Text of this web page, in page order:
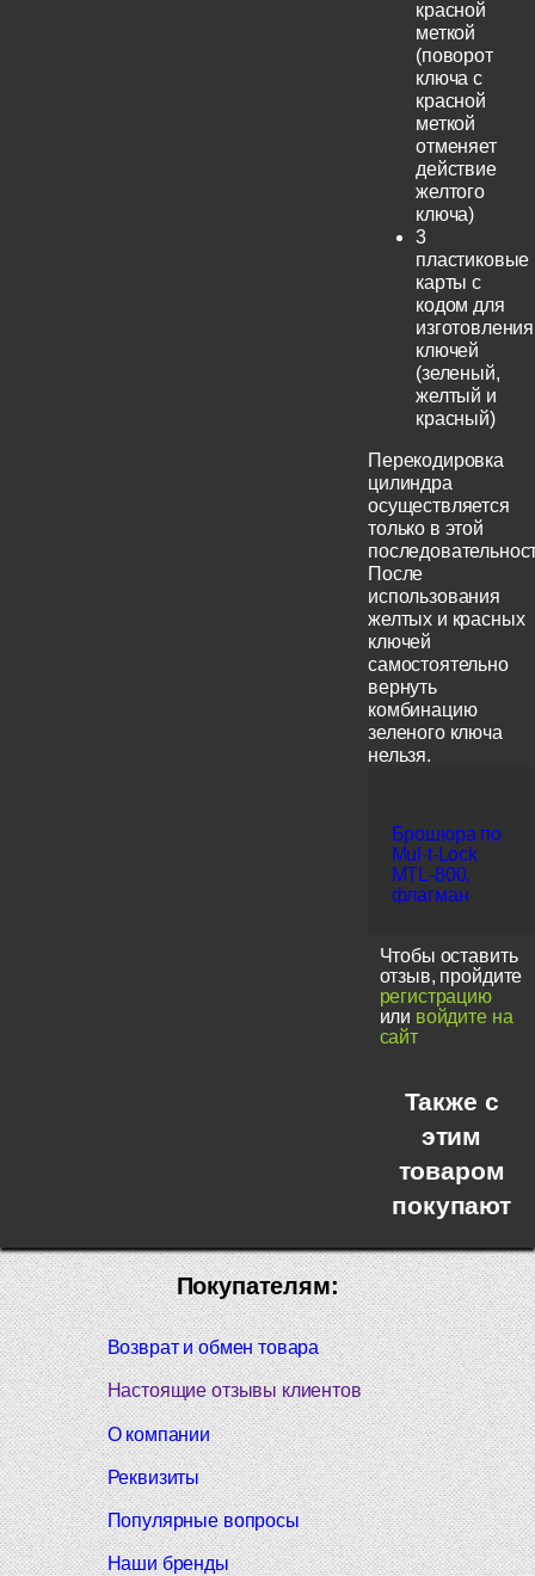
красной
меткой
(поворот
ключа с
красной
меткой
отменяет
действие
желтого
ключа)
3
пластиковые
карты с
кодом для
изготовления
ключей
(зеленый,
желтый и
красный)
Перекодировка
цилиндра
осуществляется
только в этой
После
использования
желтых и красных
ключей
самостоятельно
вернуть
комбинацию
зеленого ключа
нельзя.
Брошюра по
Mul-t-Lock
MTL-800,
флагман
Чтобы оставить
отзыв, пройдите
регистрацию
или войдите на
сайт
Также с
этим
товаром
покупают
Покупателям:
Возврат и обмен товара
Настоящие отзывы клиентов
О компании
Реквизиты
Популярные вопросы
Наши бренды